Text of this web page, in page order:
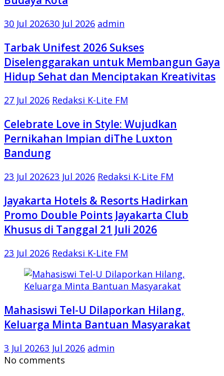
30 Jul 202630 Jul 2026 admin
Tarbak Unifest 2026 Sukses
Diselenggarakan untuk Membangun Gaya
Hidup Sehat dan Menciptakan Kreativitas
27 Jul 2026 Redaksi K-Lite FM
Celebrate Love in Style: Wujudkan
Pernikahan Impian diThe Luxton
Bandung
23 Jul 202623 Jul 2026 Redaksi K-Lite FM
Jayakarta Hotels & Resorts Hadirkan
Promo Double Points Jayakarta Club
Khusus di Tanggal 21 Juli 2026
23 Jul 2026 Redaksi K-Lite FM
Mahasiswi Tel-U Dilaporkan Hilang,
Keluarga Minta Bantuan Masyarakat
3 Jul 20263 Jul 2026 admin
No comments